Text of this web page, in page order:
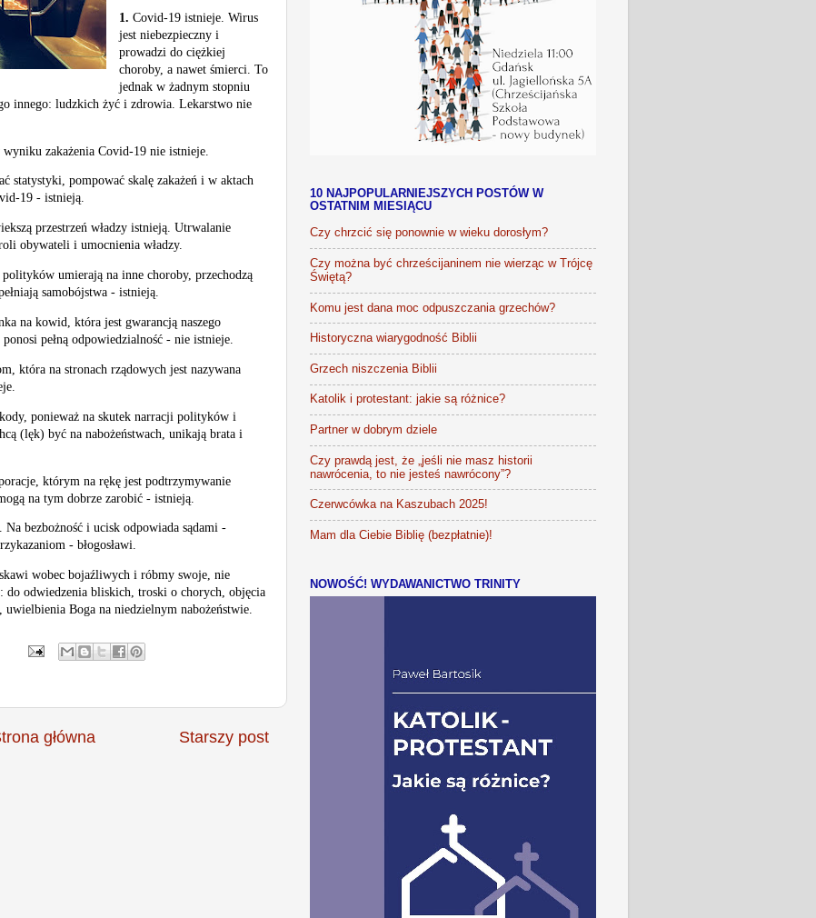
1. Covid-19 istnieje. Wirus
jest niebezpieczny i
prowadzi do ciężkiej
choroby, a nawet śmierci. To
jednak w żadnym stopniu
innego: ludzkich żyć i zdrowia. Lekarstwo nie
zakażenia Covid-19 nie istnieje.
statystyki, pompować skalę zakażeń i w aktach
19 - istnieją.
przestrzeń władzy istnieją. Utrwalanie
obywateli i umocnienia władzy.
umierają na inne choroby, przechodzą
samobójstwa - istnieją.
na kowid, która jest gwarancją naszego
pełną odpowiedzialność - nie istnieje.
która na stronach rządowych jest nazywana
ponieważ na skutek narracji polityków i
(lęk) być na nabożeństwach, unikają brata i
którym na rękę jest podtrzymywanie
na tym dobrze zarobić - istnieją.
bezbożność i ucisk odpowiada sądami -
- błogosławi.
wobec bojaźliwych i róbmy swoje, nie
do odwiedzenia bliskich, troski o chorych, objęcia
uwielbienia Boga na niedzielnym nabożeństwie.
Starszy post
główna
10 NAJPOPULARNIEJSZYCH POSTÓW W
OSTATNIM MIESIĄCU
Czy chrzcić się ponownie w wieku dorosłym?
Czy można być chrześcijaninem nie wierząc w Trójcę
Świętą?
Komu jest dana moc odpuszczania grzechów?
Historyczna wiarygodność Biblii
Grzech niszczenia Biblii
Katolik i protestant: jakie są różnice?
Partner w dobrym dziele
Czy prawdą jest, że „jeśli nie masz historii
nawrócenia, to nie jesteś nawrócony”?
Czerwcówka na Kaszubach 2025!
Mam dla Ciebie Biblię (bezpłatnie)!
NOWOŚĆ! WYDAWANICTWO TRINITY